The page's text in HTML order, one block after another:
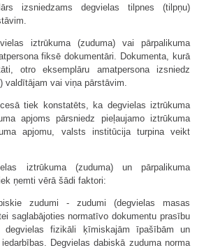
izsniedzams degvielas tilpnes (tilpņu)
iztrūkuma (zuduma) vai pārpalikuma
fiksē dokumentāri. Dokumenta, kurā
otro eksemplāru amatpersona izsniedz
valdītājam vai viņa pārstāvim.
tiek konstatēts, ka degvielas iztrūkuma
apjoms pārsniedz pieļaujamo iztrūkuma
apjomu, valsts institūcija turpina veikt
iztrūkuma (zuduma) un pārpalikuma
ņemti vērā šādi faktori:
zudumi - zudumi (degvielas masas
saglabājoties normatīvo dokumentu prasību
fizikāli ķīmiskajām īpašībām un
Degvielas dabiskā zuduma norma